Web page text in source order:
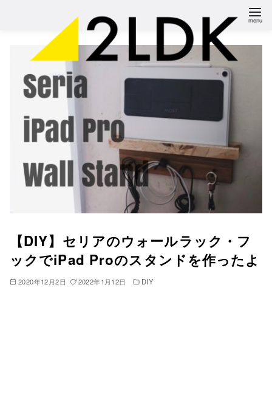
【DIY】セリアのウォールラック・フ
ックでiPad Proのスタンドを作ったよ
2020年12月2日 2022年1月12日 DIY